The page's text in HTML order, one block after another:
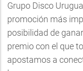
Grupo Disco
promoción más
posibilidad de
premio con el que
apostamos a